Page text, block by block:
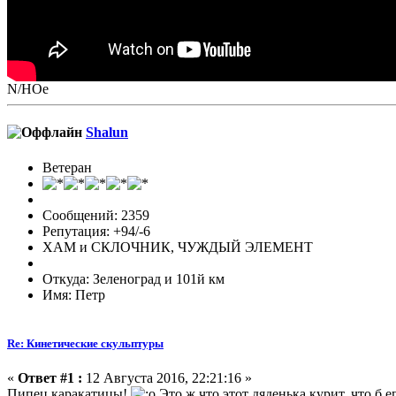
N/НОе
Shalun
Ветеран
Сообщений: 2359
Репутация: +94/-6
ХАМ и СКЛОЧНИК, ЧУЖДЫЙ ЭЛЕМЕНТ
Откуда: Зеленоград и 101й км
Имя: Петр
Re: Кинетические скульптуры
« Ответ #1 : 12 Августа 2016, 22:21:16 »